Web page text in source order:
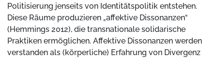
Politisierung jenseits von Identitätspolitik entstehen.
Diese Räume produzieren „affektive Dissonanzen“
(Hemmings 2012), die transnationale solidarische
Praktiken ermöglichen. Affektive Dissonanzen werden
verstanden als (körperliche) Erfahrung von Divergenz